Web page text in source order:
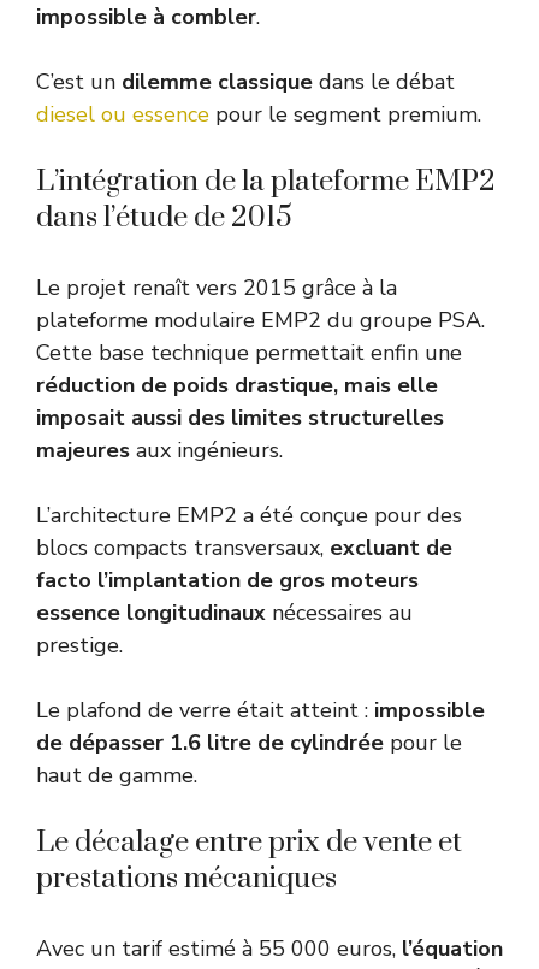
impossible à combler.
C’est un dilemme classique dans le débat
diesel ou essence pour le segment premium.
L’intégration de la plateforme EMP2
dans l’étude de 2015
Le projet renaît vers 2015 grâce à la
plateforme modulaire EMP2 du groupe PSA.
Cette base technique permettait enfin une
réduction de poids drastique, mais elle
imposait aussi des limites structurelles
majeures aux ingénieurs.
L’architecture EMP2 a été conçue pour des
blocs compacts transversaux, excluant de
facto l’implantation de gros moteurs
essence longitudinaux nécessaires au
prestige.
Le plafond de verre était atteint : impossible
de dépasser 1.6 litre de cylindrée pour le
haut de gamme.
Le décalage entre prix de vente et
prestations mécaniques
Avec un tarif estimé à 55 000 euros, l’équation